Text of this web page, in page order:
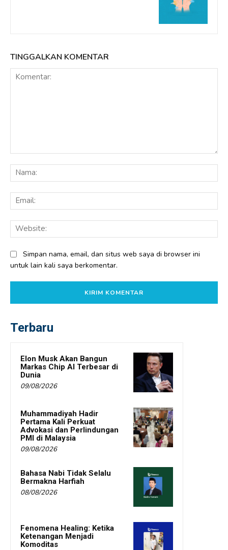
TINGGALKAN KOMENTAR
Simpan nama, email, dan situs web saya di browser ini
untuk lain kali saya berkomentar.
Terbaru
Elon Musk Akan Bangun
Markas Chip AI Terbesar di
Dunia
09/08/2026
Muhammadiyah Hadir
Pertama Kali Perkuat
Advokasi dan Perlindungan
PMI di Malaysia
09/08/2026
Bahasa Nabi Tidak Selalu
Bermakna Harfiah
08/08/2026
Fenomena Healing: Ketika
Ketenangan Menjadi
Komoditas